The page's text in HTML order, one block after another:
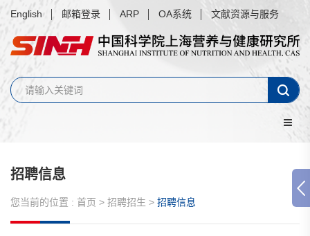
English 邮箱登录 ARP OA系统 文献资源与服务
招聘信息
您当前的位置 : 首页 > 招聘招生 > 招聘信息